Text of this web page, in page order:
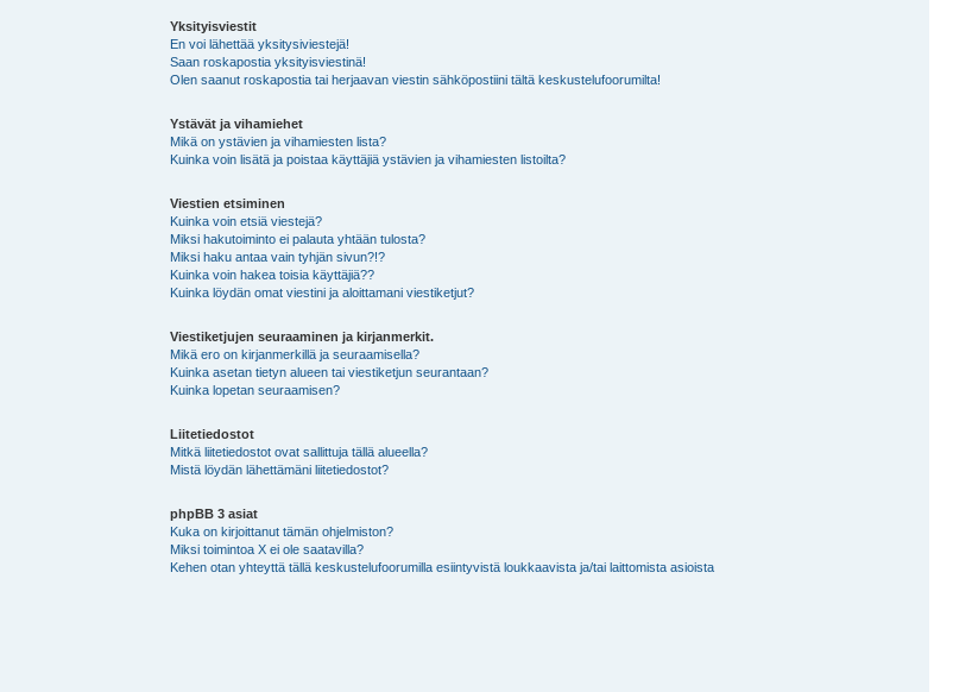
Yksityisviestit
En voi lähettää yksitysiviestejä!
Saan roskapostia yksityisviestinä!
Olen saanut roskapostia tai herjaavan viestin sähköpostiini tältä keskustelufoorumilta!
Ystävät ja vihamiehet
Mikä on ystävien ja vihamiesten lista?
Kuinka voin lisätä ja poistaa käyttäjiä ystävien ja vihamiesten listoilta?
Viestien etsiminen
Kuinka voin etsiä viestejä?
Miksi hakutoiminto ei palauta yhtään tulosta?
Miksi haku antaa vain tyhjän sivun?!?
Kuinka voin hakea toisia käyttäjiä??
Kuinka löydän omat viestini ja aloittamani viestiketjut?
Viestiketjujen seuraaminen ja kirjanmerkit.
Mikä ero on kirjanmerkillä ja seuraamisella?
Kuinka asetan tietyn alueen tai viestiketjun seurantaan?
Kuinka lopetan seuraamisen?
Liitetiedostot
Mitkä liitetiedostot ovat sallittuja tällä alueella?
Mistä löydän lähettämäni liitetiedostot?
phpBB 3 asiat
Kuka on kirjoittanut tämän ohjelmiston?
Miksi toimintoa X ei ole saatavilla?
Kehen otan yhteyttä tällä keskustelufoorumilla esiintyvistä loukkaavista ja/tai laittomista asioista